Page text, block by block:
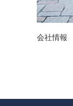
会社情報